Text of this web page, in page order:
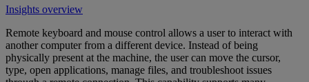
Insights overview
Remote keyboard and mouse control allows a user to interact with
another computer from a different device. Instead of being
physically present at the machine, the user can move the cursor,
type, open applications, manage files, and troubleshoot issues